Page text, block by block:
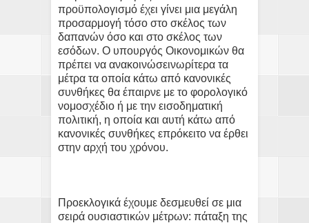
προϋπολογισμό έχει γίνει μια μεγάλη
προσαρμογή τόσο στο σκέλος των
δαπανών όσο και στο σκέλος των
εσόδων. Ο υπουργός Οικονομικών θα
πρέπει να ανακοινώσεινωρίτερα τα
μέτρα τα οποία κάτω από κανονικές
συνθήκες θα έπαιρνε με το φορολογικό
νομοσχέδιο ή με την εισοδηματική
πολιτική, η οποία και αυτή κάτω από
κανονικές συνθήκες επρόκειτο να έρθει
στην αρχή του χρόνου.
Προεκλογικά έχουμε δεσμευθεί σε μια
σειρά ουσιαστικών μέτρων: πάταξη της